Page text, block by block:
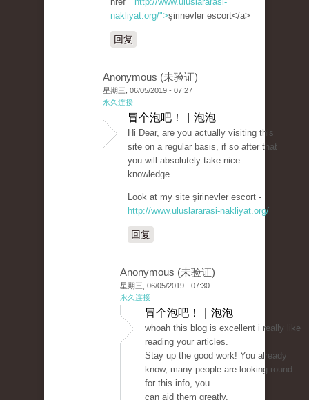
nakliyat.org/">şirinevler escort</a>
回复
Anonymous (未验证)
星期三, 06/05/2019 - 07:27
永久连接
冒个泡吧！ | 泡泡
Hi Dear, are you actually visiting this
site on a regular basis, if so after that
you will absolutely take nice
knowledge.
Look at my site şirinevler escort -
http://www.uluslararasi-nakliyat.org/
回复
Anonymous (未验证)
星期三, 06/05/2019 - 07:30
永久连接
冒个泡吧！ | 泡泡
whoah this blog is excellent i really like
reading your articles.
Stay up the good work! You already
know, many people are looking round
for this info, you
can aid them greatly.